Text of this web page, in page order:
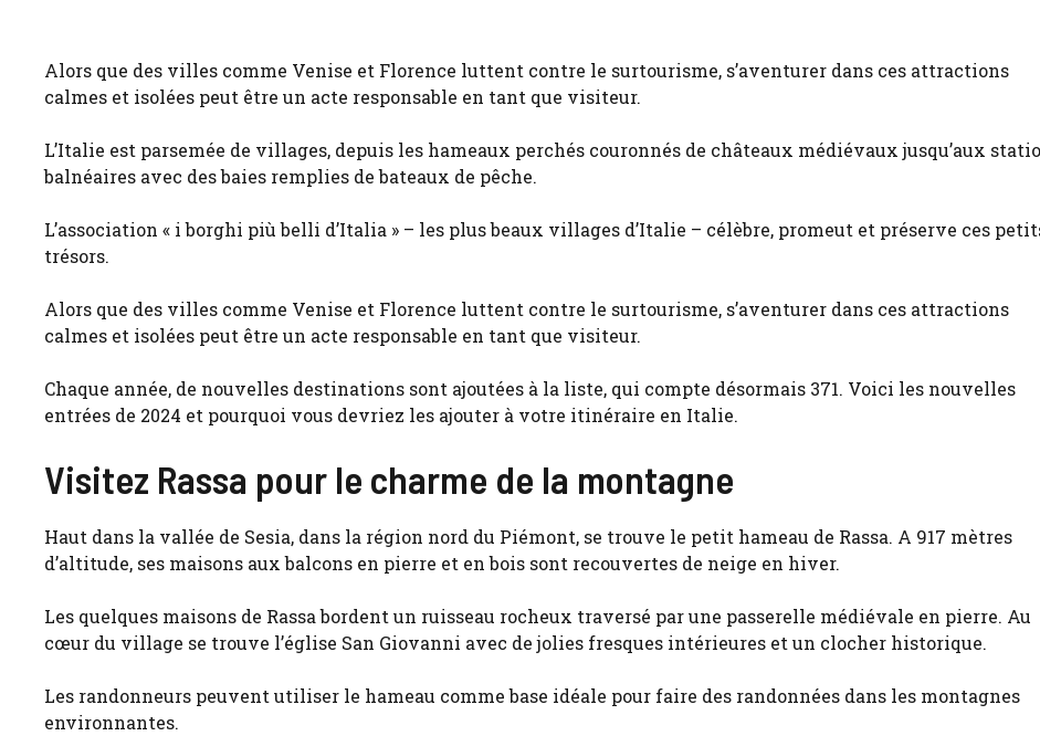
Alors que des villes comme Venise et Florence luttent contre le surtourisme, s’aventurer dans ces attractions
calmes et isolées peut être un acte responsable en tant que visiteur.
L’Italie est parsemée de villages, depuis les hameaux perchés couronnés de châteaux médiévaux jusqu’aux
balnéaires avec des baies remplies de bateaux de pêche.
L’association « i borghi più belli d’Italia » – les plus beaux villages d’Italie – célèbre, promeut et préserve ces
trésors.
Alors que des villes comme Venise et Florence luttent contre le surtourisme, s’aventurer dans ces attractions
calmes et isolées peut être un acte responsable en tant que visiteur.
Chaque année, de nouvelles destinations sont ajoutées à la liste, qui compte désormais 371. Voici les nouvelles
entrées de 2024 et pourquoi vous devriez les ajouter à votre itinéraire en Italie.
Visitez Rassa pour le charme de la montagne
Haut dans la vallée de Sesia, dans la région nord du Piémont, se trouve le petit hameau de Rassa. A 917 mètres
d’altitude, ses maisons aux balcons en pierre et en bois sont recouvertes de neige en hiver.
Les quelques maisons de Rassa bordent un ruisseau rocheux traversé par une passerelle médiévale en pierre. Au
cœur du village se trouve l’église San Giovanni avec de jolies fresques intérieures et un clocher historique.
Les randonneurs peuvent utiliser le hameau comme base idéale pour faire des randonnées dans les montagnes
environnantes.